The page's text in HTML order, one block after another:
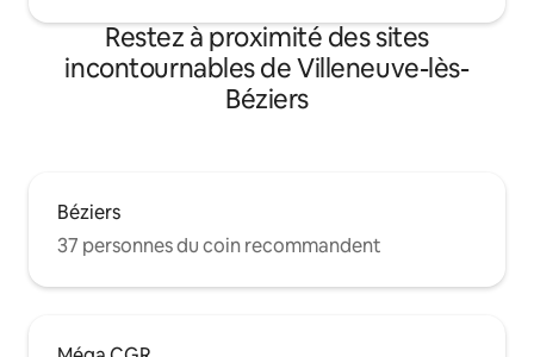
Restez à proximité des sites
incontournables de Villeneuve-lès-
Béziers
Béziers
37 personnes du coin recommandent